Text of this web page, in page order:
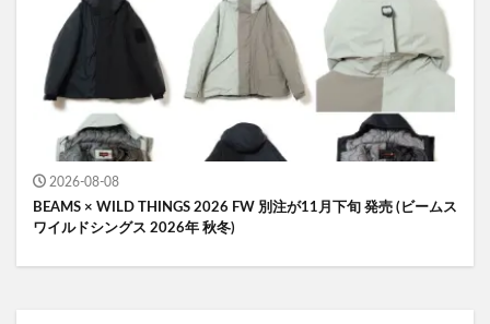
2026-08-08
BEAMS × WILD THINGS 2026 FW 別注が11月下旬 発売 (ビームス
ワイルドシングス 2026年 秋冬)